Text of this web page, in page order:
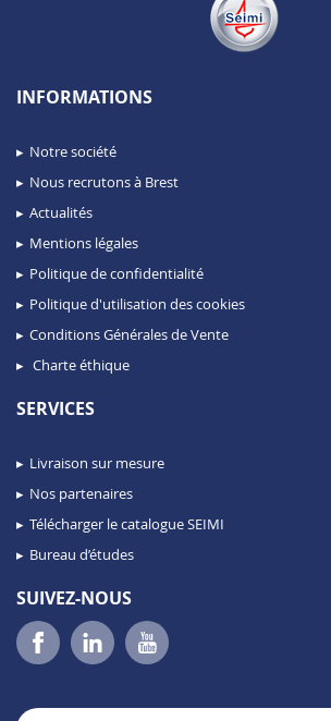
INFORMATIONS
Notre société
Nous recrutons à Brest
Actualités
Mentions légales
Politique de confidentialité
Politique d'utilisation des cookies
Conditions Générales de Vente
Charte éthique
SERVICES
Livraison sur mesure
Nos partenaires
Télécharger le catalogue SEIMI
Bureau d’études
SUIVEZ-NOUS